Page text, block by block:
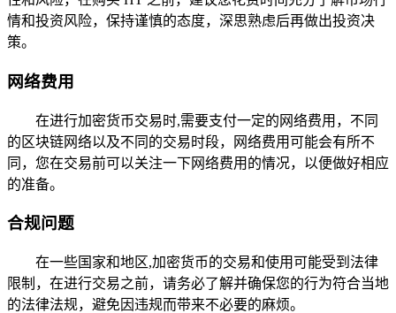
情和投资风险，保持谨慎的态度，深思熟虑后再做出投资决
策。
网络费用
在进行加密货币交易时,需要支付一定的网络费用，不同
的区块链网络以及不同的交易时段，网络费用可能会有所不
同，您在交易前可以关注一下网络费用的情况，以便做好相应
的准备。
合规问题
在一些国家和地区,加密货币的交易和使用可能受到法律
限制，在进行交易之前，请务必了解并确保您的行为符合当地
的法律法规，避免因违规而带来不必要的麻烦。